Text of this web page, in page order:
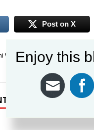
Post on X
Warga Dengan
Enjoy this